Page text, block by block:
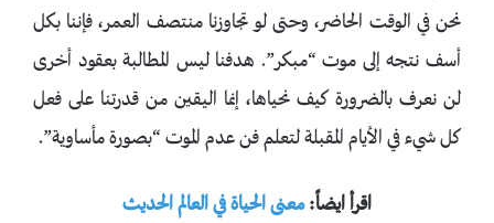
نحن في الوقت الحاضر، وحتى لو تجاوزنا منتصف العمر، فإننا بكل
أسف نتجه إلى موت “مبكر”. هدفنا ليس المطالبة بعقود أخرى
لن نعرف بالضرورة كيف نحياها، إنما اليقين من قدرتنا على فعل
كل شيء في الأيام المقبلة لتعلم فن عدم الموت “بصورة مأساوية”.
اقرأ ايضاً:معنى الحياة في العالم الحديث